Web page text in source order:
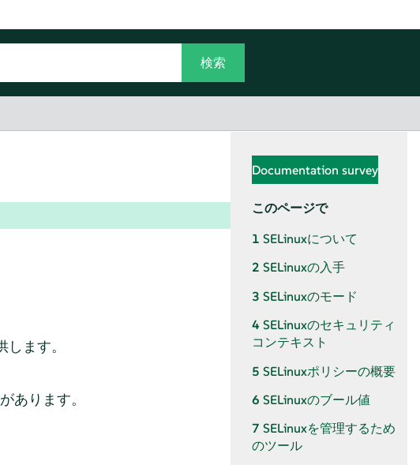
ます。
あります。
Documentation survey
このページで
1 SELinuxについて
2 SELinuxの入手
3 SELinuxのモード
4 SELinuxのセキュリティ
コンテキスト
5 SELinuxポリシーの概要
6 SELinuxのブール値
7 SELinuxを管理するため
のツール